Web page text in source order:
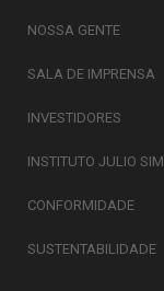
NOSSA GENTE
SALA DE IMPRENSA
INVESTIDORES
INSTITUTO JULIO
CONFORMIDADE
SUSTENTABILIDADE